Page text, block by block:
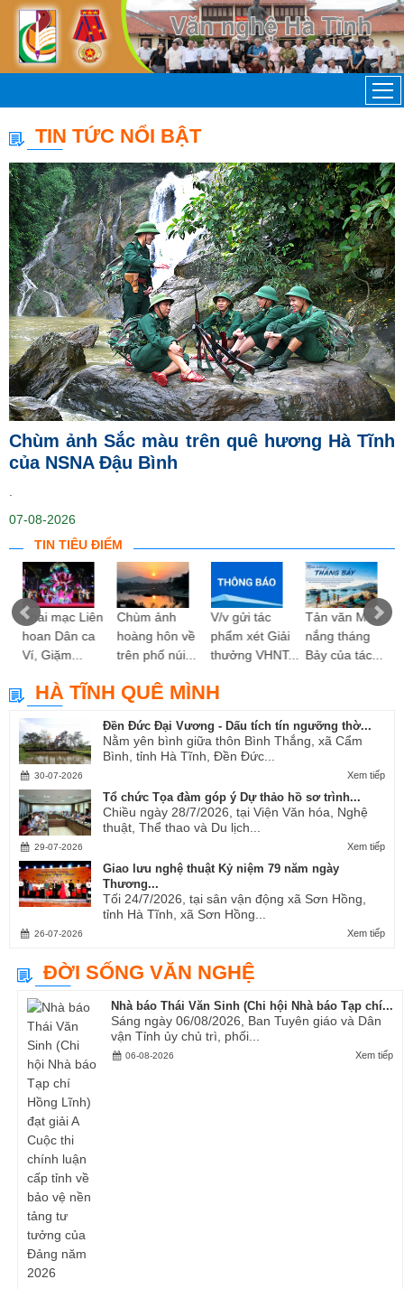
TIN TỨC NỔI BẬT
Chùm ảnh Sắc màu trên quê hương Hà Tĩnh
của NSNA Đậu Bình
07-08-2026
TIN TIÊU ĐIỂM
Khai mạc Liên
hoan Dân ca
Ví, Giặm...
Chùm ảnh
hoàng hôn về
trên phố núi...
V/v gửi tác
phẩm xét Giải
thưởng VHNT...
Tản văn Mùa
nắng tháng
Bảy của tác...
HÀ TĨNH QUÊ MÌNH
Đền Đức Đại Vương - Dấu tích tín ngưỡng thờ...
Nằm yên bình giữa thôn Bình Thắng, xã Cẩm
Bình, tỉnh Hà Tĩnh, Đền Đức...
Xem tiếp
30-07-2026
Tổ chức Tọa đàm góp ý Dự thảo hồ sơ trình...
Chiều ngày 28/7/2026, tại Viện Văn hóa, Nghệ
thuật, Thể thao và Du lịch...
Xem tiếp
29-07-2026
Giao lưu nghệ thuật Kỷ niệm 79 năm ngày
Thương...
Tối 24/7/2026, tại sân vận động xã Sơn Hồng,
tỉnh Hà Tĩnh, xã Sơn Hồng...
Xem tiếp
26-07-2026
ĐỜI SỐNG VĂN NGHỆ
Nhà báo Thái Văn Sinh (Chi hội Nhà báo Tạp chí...
Sáng ngày 06/08/2026, Ban Tuyên giáo và Dân
vận Tỉnh ủy chủ trì, phối...
Xem tiếp
06-08-2026